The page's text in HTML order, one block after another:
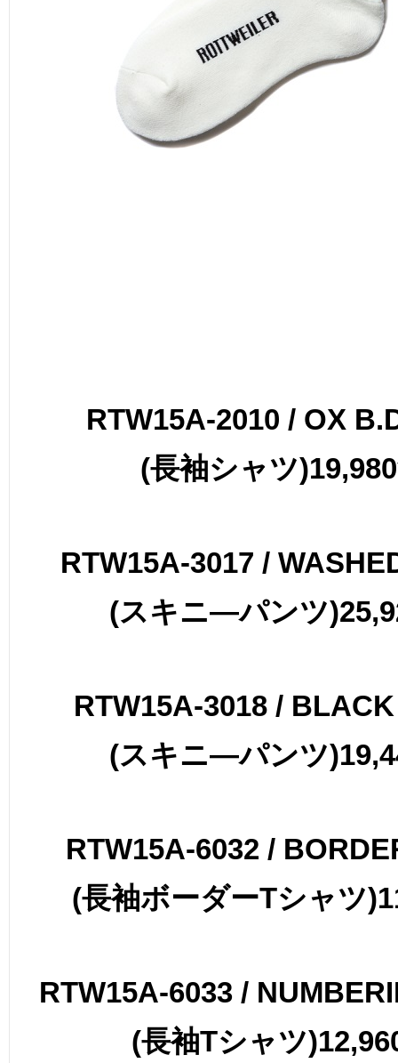
RTW15A-2010 / OX
(長袖シャツ
RTW15A-3017 /
(スキニ―パンツ
RTW15A-3018 /
(スキニ―パンツ
RTW15A-6032 /
(長袖ボーダーTシャツ
RTW15A-6033 /
(長袖Tシャツ